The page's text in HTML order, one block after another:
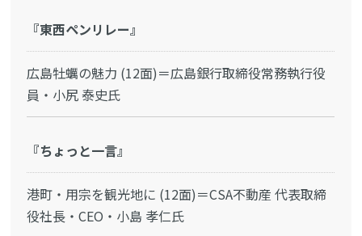
『東西ペンリレー』
広島牡蠣の魅力 (12面)＝広島銀行取締役常務執行役
員・小尻 泰史氏
『ちょっと一言』
港町・用宗を観光地に (12面)＝CSA不動産 代表取締
役社長・CEO・小島 孝仁氏